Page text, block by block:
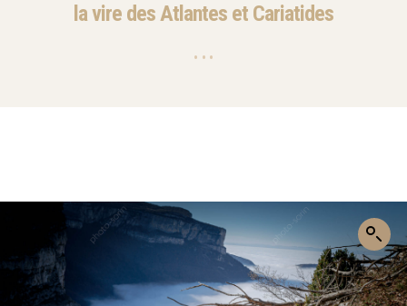
la vire des Atlantes et Cariatides
• • •